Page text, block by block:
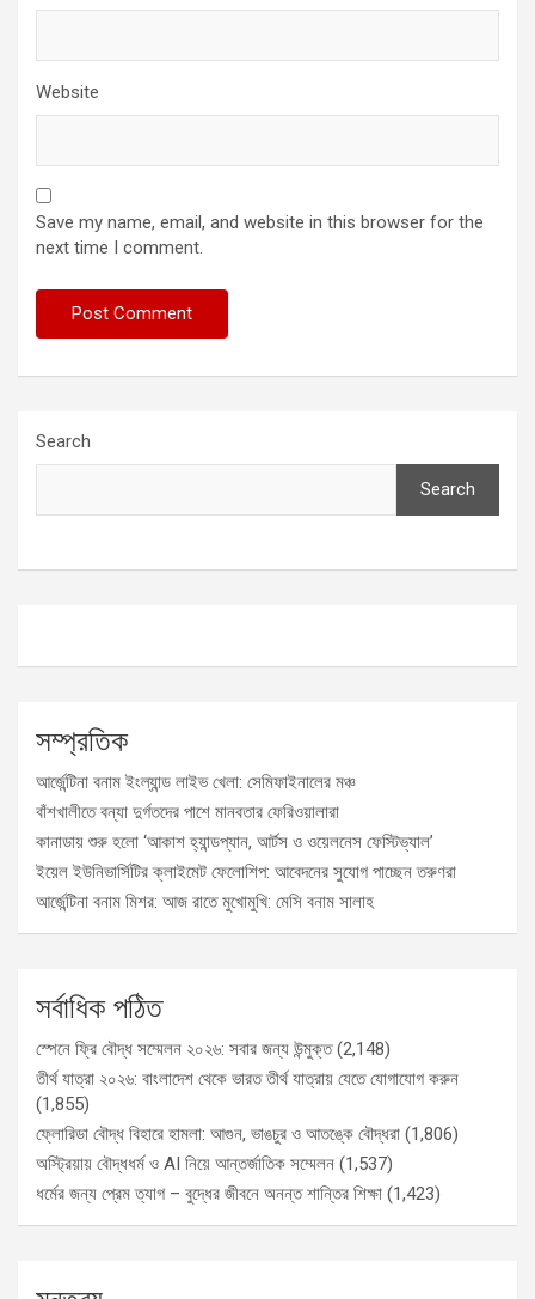
Website
Save my name, email, and website in this browser for the
next time I comment.
Search
Search
সম্প্রতিক
আর্জেন্টিনা বনাম ইংল্যান্ড লাইভ খেলা: সেমিফাইনালের মঞ্চ
বাঁশখালীতে বন্যা দুর্গতদের পাশে মানবতার ফেরিওয়ালারা
কানাডায় শুরু হলো ‘আকাশ হ্যান্ডপ্যান, আর্টস ও ওয়েলনেস ফেস্টিভ্যাল’
ইয়েল ইউনিভার্সিটির ক্লাইমেট ফেলোশিপ: আবেদনের সুযোগ পাচ্ছেন তরুণরা
আর্জেন্টিনা বনাম মিশর: আজ রাতে মুখোমুখি: মেসি বনাম সালাহ
সর্বাধিক পঠিত
স্পেনে ফ্রি বৌদ্ধ সম্মেলন ২০২৬: সবার জন্য উন্মুক্ত (2,148)
তীর্থ যাত্রা ২০২৬: বাংলাদেশ থেকে ভারত তীর্থ যাত্রায় যেতে যোগাযোগ করুন
(1,855)
ফ্লোরিডা বৌদ্ধ বিহারে হামলা: আগুন, ভাঙচুর ও আতঙ্কে বৌদ্ধরা (1,806)
অস্ট্রিয়ায় বৌদ্ধধর্ম ও AI নিয়ে আন্তর্জাতিক সম্মেলন (1,537)
ধর্মের জন্য প্রেম ত্যাগ – বুদ্ধের জীবনে অনন্ত শান্তির শিক্ষা (1,423)